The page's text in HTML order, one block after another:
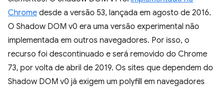
Chrome desde a versão 53, lançada em agosto de 2016.
O Shadow DOM v0 era uma versão experimental não
implementada em outros navegadores. Por isso, o
recurso foi descontinuado e será removido do Chrome
73, por volta de abril de 2019. Os sites que dependem do
Shadow DOM v0 já exigem um polyfill em navegadores